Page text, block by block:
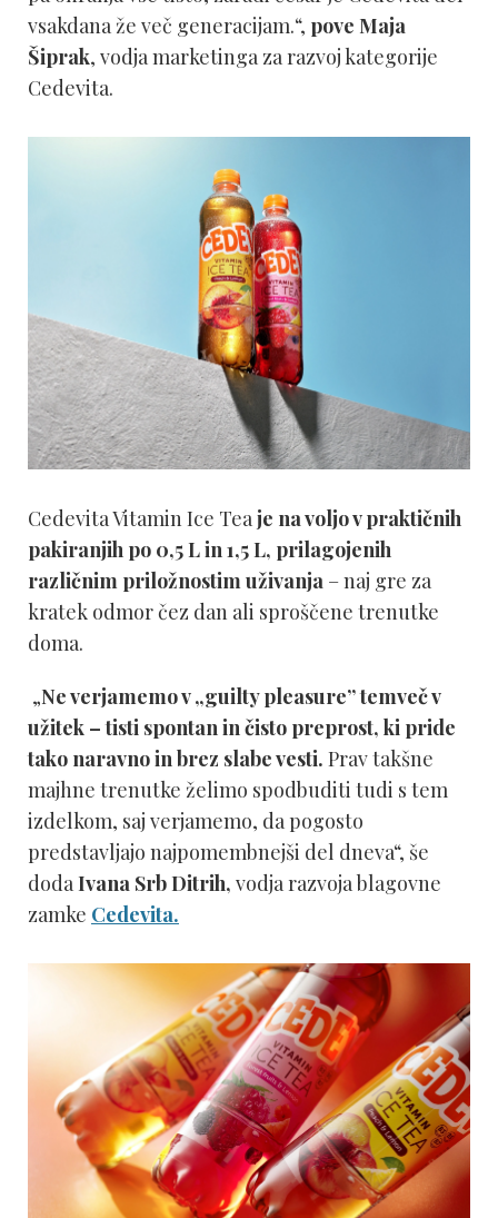
vsakdana že več generacijam.“, pove Maja
Šiprak, vodja marketinga za razvoj kategorije
Cedevita.
Cedevita Vitamin Ice Tea je na voljo v praktičnih
pakiranjih po 0,5 L in 1,5 L, prilagojenih
različnim priložnostim uživanja – naj gre za
kratek odmor čez dan ali sproščene trenutke
doma.
„Ne verjamemo v „guilty pleasure” temveč v
užitek – tisti spontan in čisto preprost, ki pride
tako naravno in brez slabe vesti. Prav takšne
majhne trenutke želimo spodbuditi tudi s tem
izdelkom, saj verjamemo, da pogosto
predstavljajo najpomembnejši del dneva“, še
doda Ivana Srb Ditrih, vodja razvoja blagovne
zamke Cedevita.